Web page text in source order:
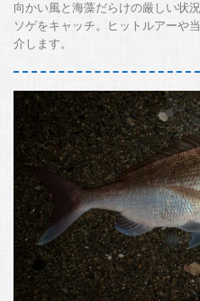
向かい風と海藻だらけの厳しい状
ソゲをキャッチ。ヒットルアーや
介します。